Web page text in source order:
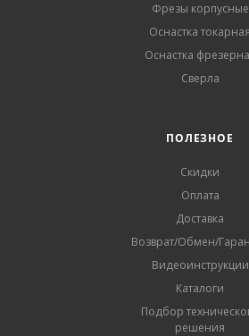
Фрезы корпусные
Оснастка токарная
Оснастка
Сверла
ПОЛЕЗНОЕ
Скидки
Оплата
Доставка
Возврат/Обмен/
Видеоинструкции
Каталоги
Подбор
решения